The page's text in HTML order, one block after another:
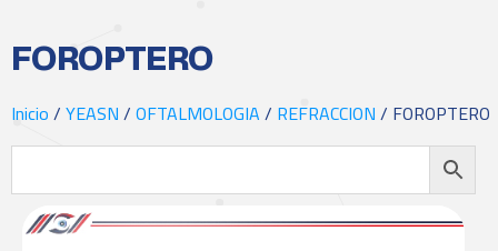
FOROPTERO
Inicio/YEASN/OFTALMOLOGIA/ REFRACCION/ FOROPTERO